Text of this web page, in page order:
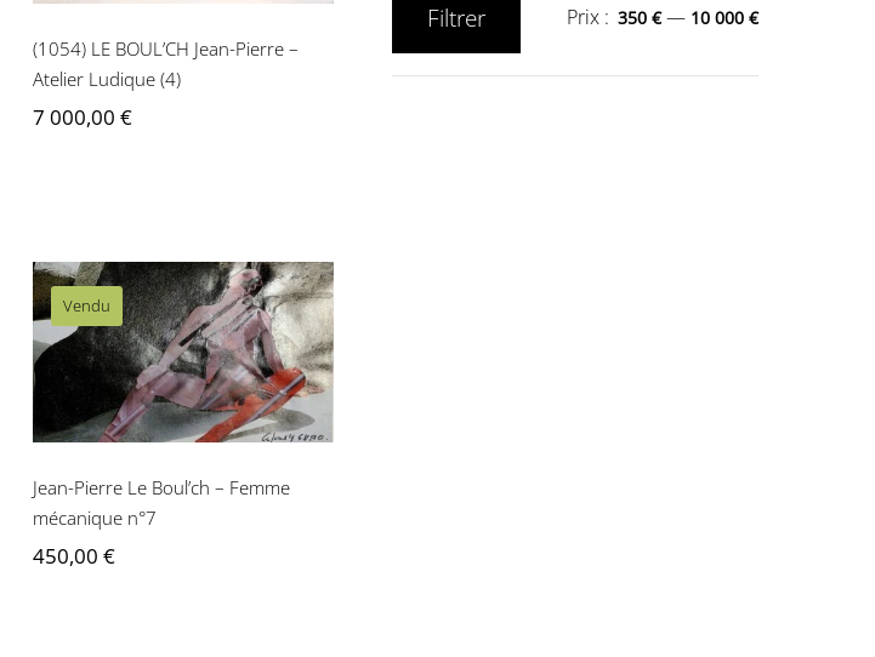
(1054) LE BOUL’CH Jean-Pierre –
Atelier Ludique (4)
7 000,00 €
Vendu
Jean-Pierre Le Boul’ch –
Femme mécanique n°7
Jean-Pierre Le Boul’ch – Femme
mécanique n°7
450,00 €
Filtrer Prix : 350 €— 10 000 €